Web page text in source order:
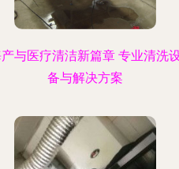
与医疗清洁新篇章 专业清洗
备与解决方案